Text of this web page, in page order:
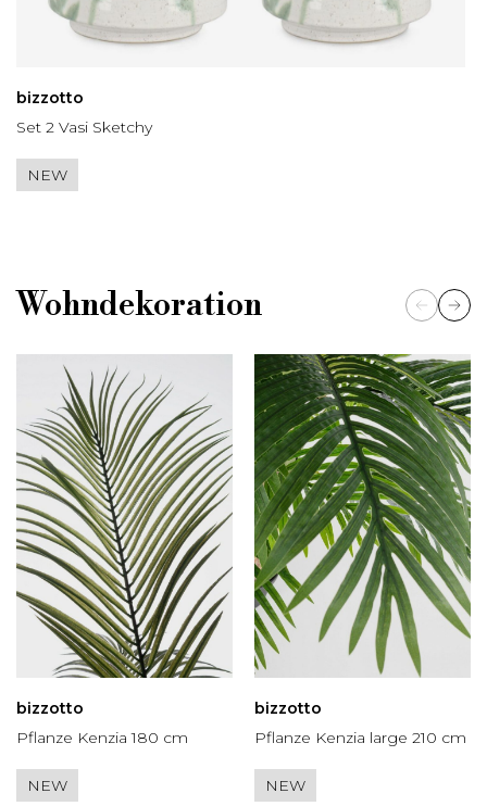
bizzotto
Set 2 Vasi Sketchy
NEW
Wohndekoration
bizzotto
Pflanze Kenzia 180 cm
NEW
bizzotto
Pflanze Kenzia large 210 cm
NEW